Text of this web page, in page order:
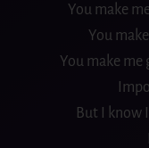
You make
You
You make me
But I know